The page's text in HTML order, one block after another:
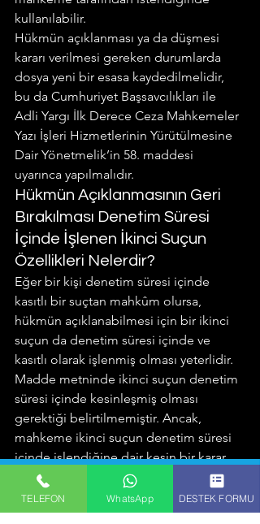
kullanılabilir.
Hükmün açıklanması ya da düşmesi
kararı verilmesi gereken durumlarda
dosya yeni bir esasa kaydedilmelidir,
bu da Cumhuriyet Başsavcılıkları ile
Adli Yargı İlk Derece Ceza Mahkemeler
Yazı İşleri Hizmetlerinin Yürütülmesine
Dair Yönetmelik’in 58. maddesi
uyarınca yapılmalıdır.
Hükmün Açıklanmasının Geri
Bırakılması Denetim Süresi
İçinde İşlenen İkinci Suçun
Özellikleri Nelerdir?
Eğer bir kişi denetim süresi içinde
kasıtlı bir suçtan mahkûm olursa,
hükmün açıklanabilmesi için bir ikinci
suçun da denetim süresi içinde ve
kasıtlı olarak işlenmiş olması yeterlidir.
Madde metninde ikinci suçun denetim
süresi içinde kesinleşmiş olması
gerektiği belirtilmemiştir. Ancak,
mahkeme ikinci suçun denetim süresi
içinde işlendiğine dair kesin bir karar
aldıktan sonra, sanığın ilk suçtan
mahkûmiyet kararını açıklayabilir.
İkinci suçun doğrudan ya da olası kastla
TELEFON WhatsApp DESTEK FORMU